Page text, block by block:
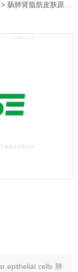
> 肠肺肾脂肪皮肤原代细胞
epithelial cells 肺